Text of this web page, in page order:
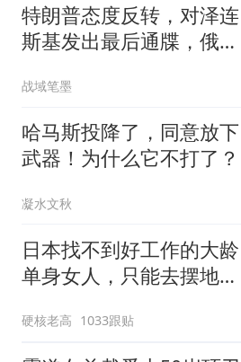
特朗普态度反转，对泽连
斯基发出最后通牒，俄乌
战域笔墨
哈马斯投降了，同意放下
武器！为什么它不打了？
凝水文秋
日本找不到好工作的大龄
单身女人，只能去摆地
硬核老高 1033跟贴